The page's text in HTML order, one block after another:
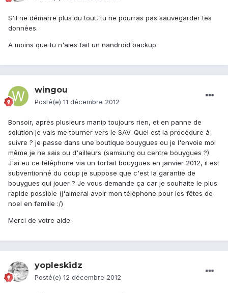
S'il ne démarre plus du tout, tu ne pourras pas sauvegarder tes
données.
A moins que tu n'aies fait un nandroid backup.
wingou
Posté(e) 11 décembre 2012
Bonsoir, après plusieurs manip toujours rien, et en panne de
solution je vais me tourner vers le SAV. Quel est la procédure à
suivre ? je passe dans une boutique bouygues ou je l'envoie moi
même je ne sais ou d'ailleurs (samsung ou centre bouygues ?).
J'ai eu ce téléphone via un forfait bouygues en janvier 2012, il est
subventionné du coup je suppose que c'est la garantie de
bouygues qui jouer ? Je vous demande ça car je souhaite le plus
rapide possible (j'aimerai avoir mon téléphone pour les fêtes de
noel en famille :/)
Merci de votre aide.
yopleskidz
Posté(e) 12 décembre 2012